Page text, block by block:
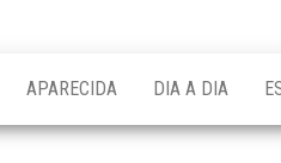
APARECIDA DIA A DIA